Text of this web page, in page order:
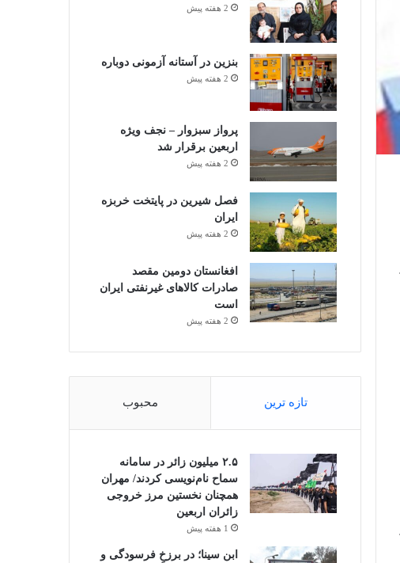
2 هفته پیش
بنزین در آستانه آزمونی دوباره
2 هفته پیش
پرواز سبزوار – نجف ویژه
اربعین برقرار شد
2 هفته پیش
فصل شیرین در پایتخت خربزه
ایران
2 هفته پیش
افغانستان دومین مقصد
صادرات کالاهای غیرنفتی ایران
است
2 هفته پیش
تازه ترین محبوب
۲.۵ میلیون زائر در سامانه
سماح نام‌نویسی کردند/ مهران
همچنان نخستین مرز خروجی
زائران اربعین
1 هفته پیش
ابن سینا؛ در برزخِ فرسودگی و